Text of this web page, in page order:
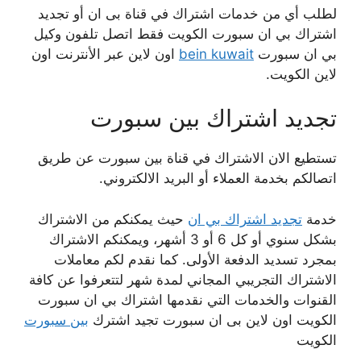
لطلب أي من خدمات اشتراك في قناة بى ان أو تجديد
اشتراك بي ان سبورت الكويت فقط اتصل تلفون وكيل
بي ان سبورت bein kuwait اون لاين عبر الأنترنت اون
لاين الكويت.
تجديد اشتراك بين سبورت
تستطيع الان الاشتراك في قناة بين سبورت عن طريق
اتصالكم بخدمة العملاء أو البريد الالكتروني.
خدمة تجديد اشتراك بي ان حيث يمكنكم من الاشتراك
بشكل سنوي أو كل 6 أو 3 أشهر، ويمكنكم الاشتراك
بمجرد تسديد الدفعة الأولى. كما نقدم لكم معاملات
الاشتراك التجريبي المجاني لمدة شهر لتتعرفوا عن كافة
القنوات والخدمات التي نقدمها اشتراك بي ان سبورت
الكويت اون لاين بى ان سبورت تجيد اشترك بين سبورت
الكويت